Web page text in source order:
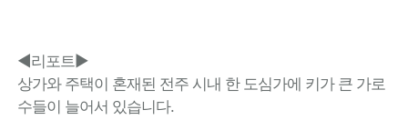
◀리포트▶
상가와 주택이 혼재된 전주 시내 한 도심가에 키가 큰 가로
수들이 늘어서 있습니다.